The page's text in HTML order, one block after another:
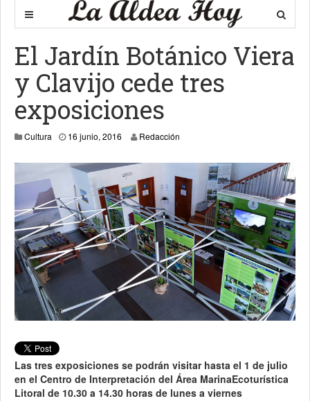
El Jardín Botánico Viera
y Clavijo cede tres
exposiciones
Cultura 16 junio, 2016 16 junio, 2016
Redacción
Las tres exposiciones se podrán visitar hasta el 1 de julio
en el Centro de Interpretación del Área MarinaEcoturística
Litoral de 10.30 a 14.30 horas de lunes a viernes